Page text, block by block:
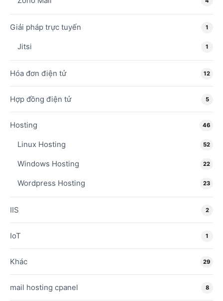
Giải pháp trực tuyến 1
Jitsi 1
Hóa đơn điện tử 12
Hợp đồng điện tử 5
Hosting 46
Linux Hosting 52
Windows Hosting 22
Wordpress Hosting 23
IIS 2
IoT 1
Khác 29
mail hosting cpanel 8